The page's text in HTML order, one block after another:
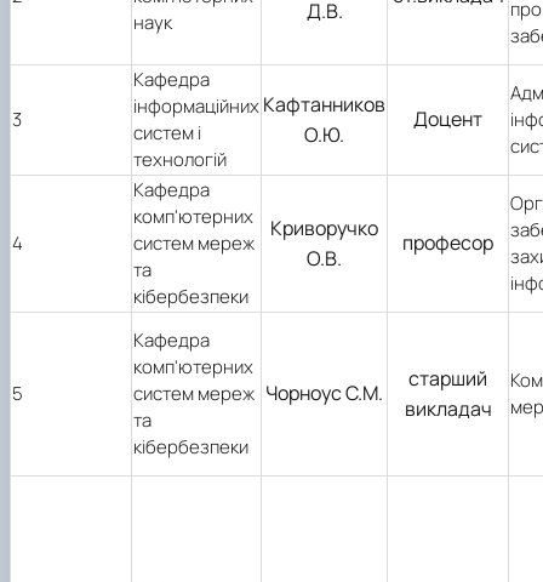
наук
Д.В.
3
Кафедра
інформаційних
систем і
технологій
Кафтанников
О.Ю.
Доцент
4
Кафедра
комп'ютерних
систем мереж
та
кібербезпеки
Криворучко
О.В.
професор
5
Кафедра
комп'ютерних
систем мереж
та
кібербезпеки
Чорноус С.М.
старший
викладач